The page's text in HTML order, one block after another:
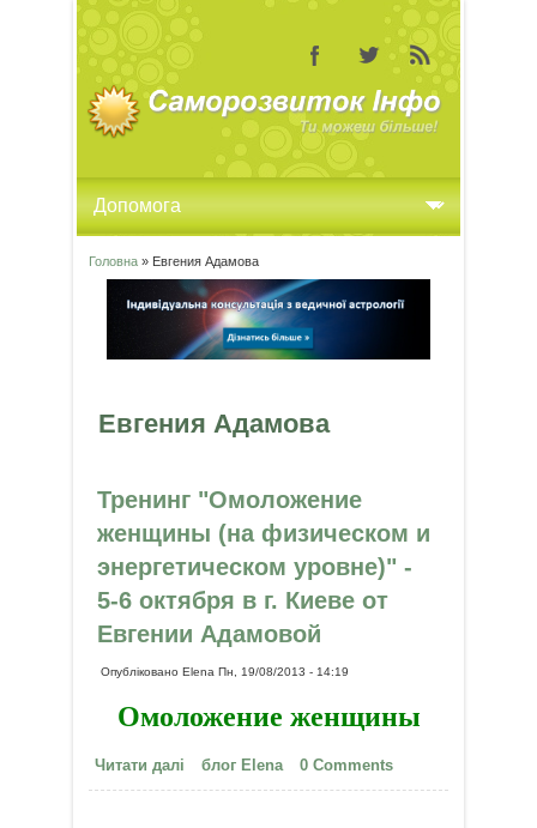
Ви є тут
Головна» Евгения Адамова
Евгения Адамова
Тренинг "Омоложение
женщины (на физическом и
энергетическом уровне)" -
5-6 октября в г. Киеве от
Евгении Адамовой
ОпублікованоElena Пн, 19/08/2013 - 14:19
Омоложение женщины
Читати далі про Тренинг "Омоложение
женщины (на физическом и
блог Elena 0 Comments